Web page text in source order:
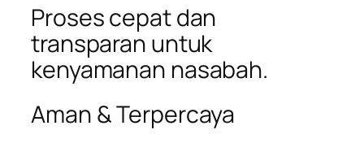
Proses cepat dan
transparan untuk
kenyamanan nasabah.
Aman & Terpercaya